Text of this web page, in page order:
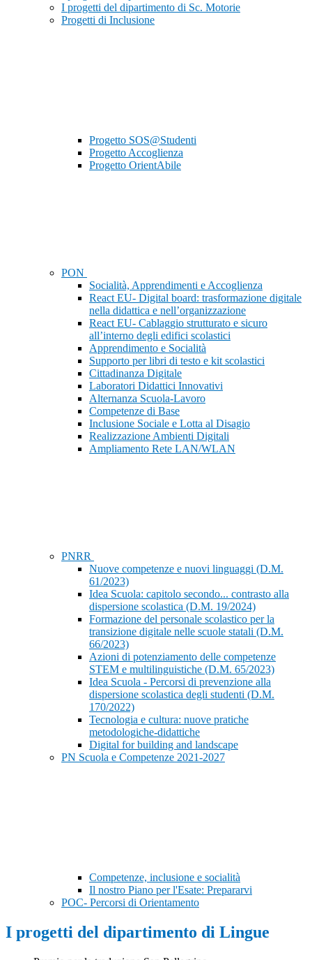
I progetti del dipartimento di Sc. Motorie
Progetti di Inclusione
Progetto SOS@Studenti
Progetto Accoglienza
Progetto OrientAbile
PON
Socialità, Apprendimenti e Accoglienza
React EU- Digital board: trasformazione digitale
nella didattica e nell’organizzazione
React EU- Cablaggio strutturato e sicuro
all’interno degli edifici scolastici
Apprendimento e Socialità
Supporto per libri di testo e kit scolastici
Cittadinanza Digitale
Laboratori Didattici Innovativi
Alternanza Scuola-Lavoro
Competenze di Base
Inclusione Sociale e Lotta al Disagio
Realizzazione Ambienti Digitali
Ampliamento Rete LAN/WLAN
PNRR
Nuove competenze e nuovi linguaggi (D.M.
61/2023)
Idea Scuola: capitolo secondo... contrasto alla
dispersione scolastica (D.M. 19/2024)
Formazione del personale scolastico per la
transizione digitale nelle scuole statali (D.M.
66/2023)
Azioni di potenziamento delle competenze
STEM e multilinguistiche (D.M. 65/2023)
Idea Scuola - Percorsi di prevenzione alla
dispersione scolastica degli studenti (D.M.
170/2022)
Tecnologia e cultura: nuove pratiche
metodologiche-didattiche
Digital for building and landscape
PN Scuola e Competenze 2021-2027
Competenze, inclusione e socialità
Il nostro Piano per l'Esate: Prepararvi
POC- Percorsi di Orientamento
I progetti del dipartimento di Lingue